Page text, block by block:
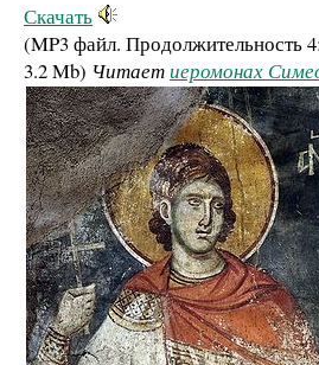
Скачать
(MP3 файл. Продолжительность
3.2 Mb) Читаетиеромонах